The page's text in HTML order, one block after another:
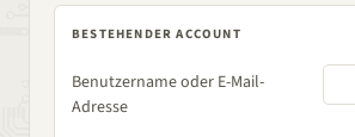
BESTEHENDER ACCOUNT
Benutzername oder E-Mail-
Adresse